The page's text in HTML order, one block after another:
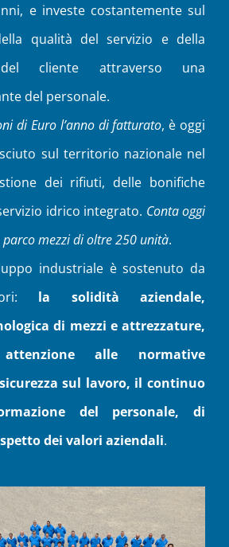
e investe costantemente sul
qualità del servizio e della
del cliente attraverso una
del personale.
di Euro l’anno di fatturato, è oggi
sul territorio nazionale nel
dei rifiuti, delle bonifiche
idrico integrato. Conta oggi
mezzi di oltre 250 unità.
industriale è sostenuto da
la solidità aziendale,
di mezzi e attrezzature,
alle normative
sul lavoro, il continuo
del personale, di
dei valori aziendali.